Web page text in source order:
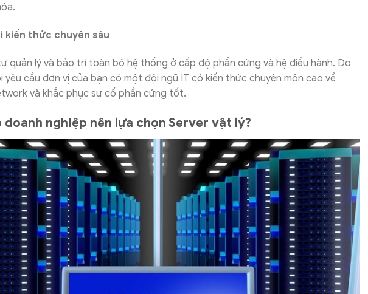
kiến thức chuyên sâu
quản lý và bảo trì toàn bộ hệ thống ở cấp độ phần cứng và hệ điều hành. Do
yêu cầu đơn vị của bạn có một đội ngũ IT có kiến thức chuyên môn cao về
và khắc phục sự cố phần cứng tốt.
doanh nghiệp nên lựa chọn Server vật lý?